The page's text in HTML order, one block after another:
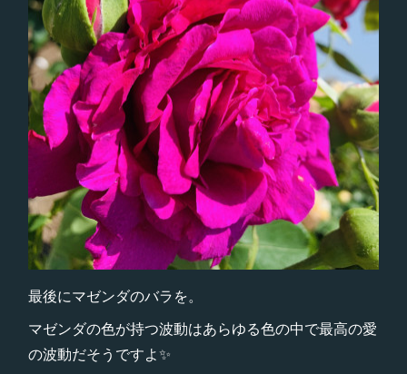
最後にマゼンダのバラを。
マゼンダの色が持つ波動はあらゆる色の中で最高の愛
の波動だそうですよ✨